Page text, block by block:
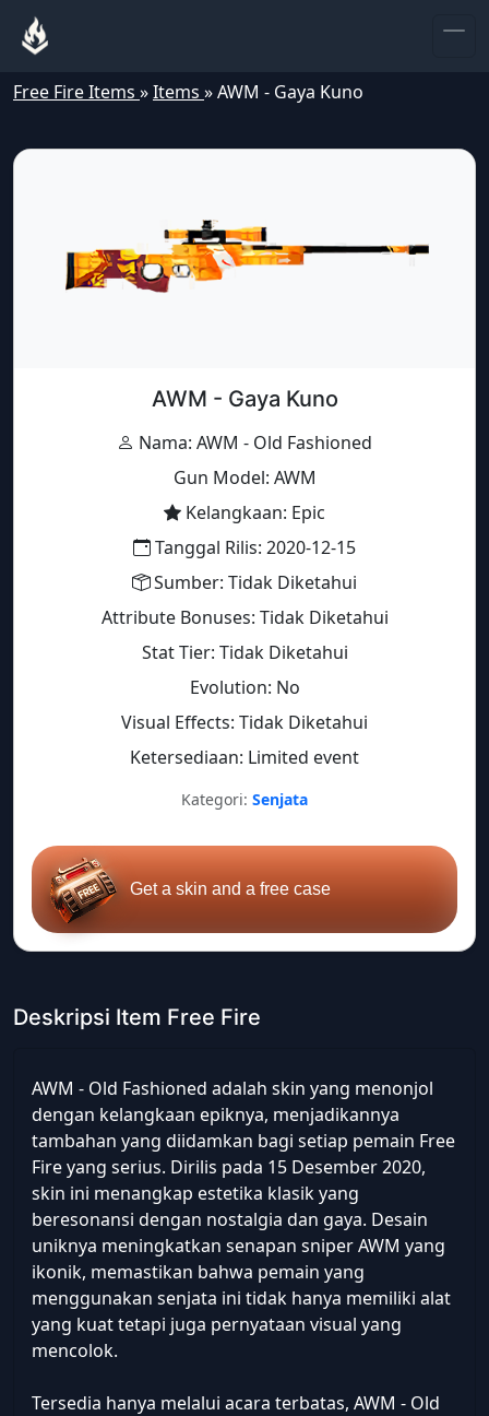
Free Fire Items »Items »AWM - Gaya Kuno
AWM - Gaya Kuno
Nama: AWM - Old Fashioned
Gun Model: AWM
Kelangkaan: Epic
Tanggal Rilis: 2020-12-15
Sumber: Tidak Diketahui
Attribute Bonuses: Tidak Diketahui
Stat Tier: Tidak Diketahui
Evolution: No
Visual Effects: Tidak Diketahui
Ketersediaan: Limited event
Kategori: Senjata
Get a skin and a free case
Deskripsi Item Free Fire
AWM - Old Fashioned adalah skin yang menonjol
dengan kelangkaan epiknya, menjadikannya
tambahan yang diidamkan bagi setiap pemain Free
Fire yang serius. Dirilis pada 15 Desember 2020,
skin ini menangkap estetika klasik yang
beresonansi dengan nostalgia dan gaya. Desain
uniknya meningkatkan senapan sniper AWM yang
ikonik, memastikan bahwa pemain yang
menggunakan senjata ini tidak hanya memiliki alat
yang kuat tetapi juga pernyataan visual yang
mencolok.
Tersedia hanya melalui acara terbatas, AWM - Old